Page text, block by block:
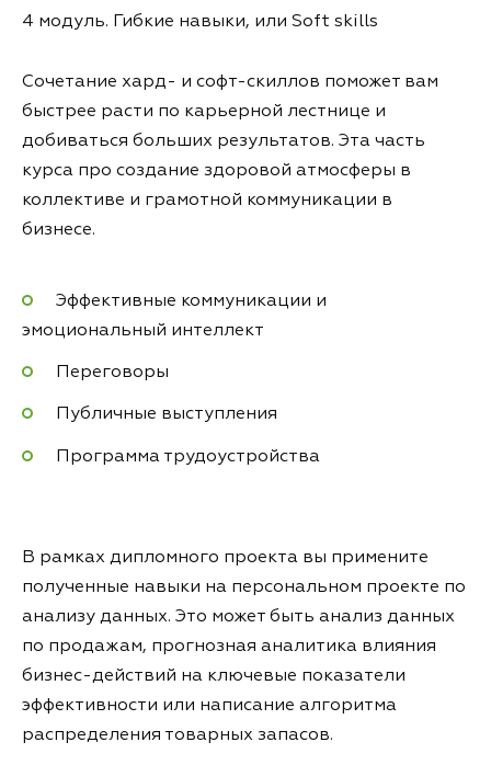
4 модуль. Гибкие навыки, или Soft skills
Сочетание хард- и софт-скиллов поможет вам
быстрее расти по карьерной лестнице и
добиваться больших результатов. Эта часть
курса про создание здоровой атмосферы в
коллективе и грамотной коммуникации в
бизнесе.
Эффективные коммуникации и
эмоциональный интеллект
Переговоры
Публичные выступления
Программа трудоустройства
В рамках дипломного проекта вы примените
полученные навыки на персональном проекте по
анализу данных. Это может быть анализ данных
по продажам, прогнозная аналитика влияния
бизнес-действий на ключевые показатели
эффективности или написание алгоритма
распределения товарных запасов.